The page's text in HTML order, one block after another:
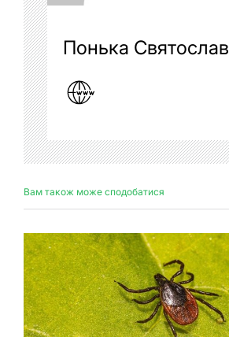
Понька Святослав
Вам також може сподобатися